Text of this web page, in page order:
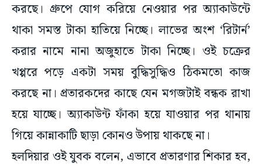
করছে। গ্রুপে যোগ করিয়ে নেওয়ার পর অ্যাকাউন্টে
থাকা সমস্ত টাকা হাতিয়ে নিচ্ছে। লাভের অংশ ‘রিটার্ন’
করার নামে নানা অজুহাতে টাকা নিচ্ছে। ওই চক্রের
খপ্পরে পড়ে একটা সময় বুদ্ধিসুদ্ধিও ঠিকমতো কাজ
করছে না। প্রতারকদের কাছে যেন মগজটাই বন্ধক রাখা
হয়ে যাচ্ছে। অ্যাকাউন্ট ফাঁকা হয়ে যাওয়ার পর থানায়
গিয়ে কান্নাকাটি ছাড়া কোনও উপায় থাকছে না।
হলদিয়ার ওই যুবক বলেন, এভাবে প্রতারণার শিকার হব,